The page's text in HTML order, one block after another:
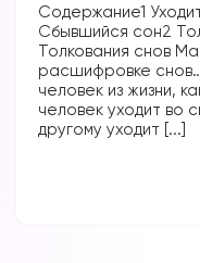
Содержание1
Сбывшийся сон2
Толкования снов
расшифровке
человек из жизни,
человек уходит во
другому уходит [...]